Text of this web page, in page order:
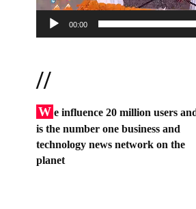
00:00
//
W e influence 20 million users
is the number one business and
technology news network on the
planet